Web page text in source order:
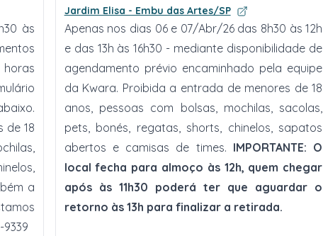
às
horas
de 18
a
Jardim Elisa - Embu das Artes/SP
Apenas nos dias 06 e 07/Abr/26 das 8h30 às 12h
e das 13h às 16h30 - mediante disponibilidade de
agendamento prévio encaminhado pela equipe
da Kwara. Proibida a entrada de menores de 18
anos, pessoas com bolsas, mochilas, sacolas,
pets, bonés, regatas, shorts, chinelos, sapatos
abertos e camisas de times. IMPORTANTE: O
local fecha para almoço às 12h, quem chegar
após às 11h30 poderá ter que aguardar o
retorno às 13h para finalizar a retirada.